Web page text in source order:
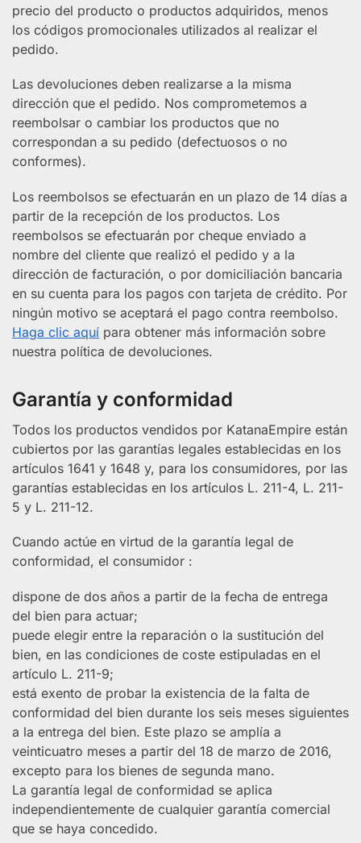
precio del producto o productos adquiridos, menos
los códigos promocionales utilizados al realizar el
pedido.
Las devoluciones deben realizarse a la misma
dirección que el pedido. Nos comprometemos a
reembolsar o cambiar los productos que no
correspondan a su pedido (defectuosos o no
conformes).
Los reembolsos se efectuarán en un plazo de 14 días a
partir de la recepción de los productos. Los
reembolsos se efectuarán por cheque enviado a
nombre del cliente que realizó el pedido y a la
dirección de facturación, o por domiciliación bancaria
en su cuenta para los pagos con tarjeta de crédito. Por
ningún motivo se aceptará el pago contra reembolso.
Haga clic aquí para obtener más información sobre
nuestra política de devoluciones.
Garantía y conformidad
Todos los productos vendidos por KatanaEmpire están
cubiertos por las garantías legales establecidas en los
artículos 1641 y 1648 y, para los consumidores, por las
garantías establecidas en los artículos L. 211-4, L. 211-
5 y L. 211-12.
Cuando actúe en virtud de la garantía legal de
conformidad, el consumidor :
dispone de dos años a partir de la fecha de entrega
del bien para actuar;
puede elegir entre la reparación o la sustitución del
bien, en las condiciones de coste estipuladas en el
artículo L. 211-9;
está exento de probar la existencia de la falta de
conformidad del bien durante los seis meses siguientes
a la entrega del bien. Este plazo se amplía a
veinticuatro meses a partir del 18 de marzo de 2016,
excepto para los bienes de segunda mano.
La garantía legal de conformidad se aplica
independientemente de cualquier garantía comercial
que se haya concedido.